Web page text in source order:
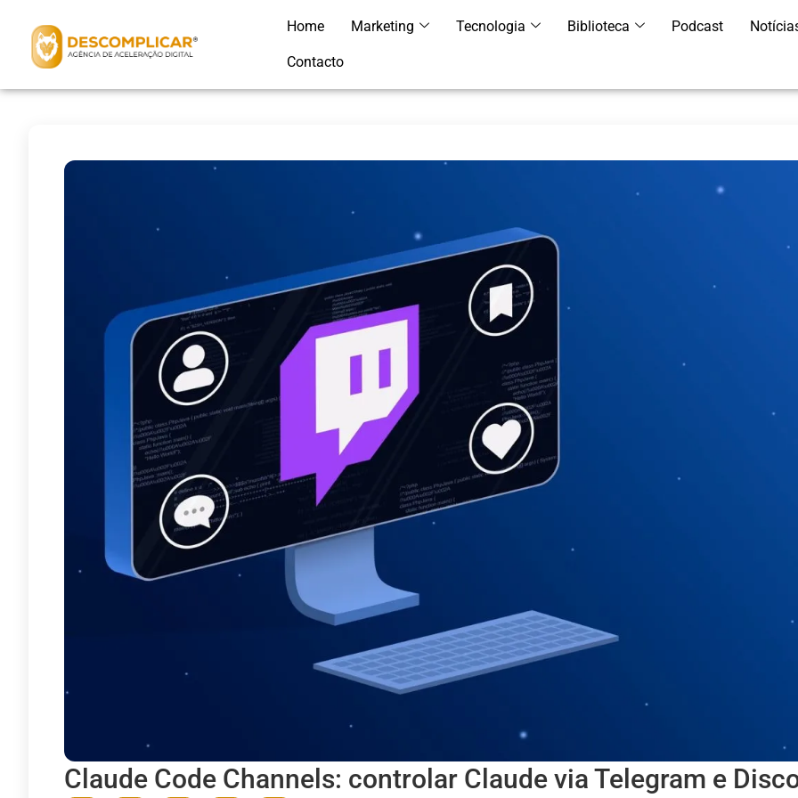
Home Marketing Tecnologia Biblioteca Podcast
Contacto
Claude Code Channels: controlar Claude via Telegram e